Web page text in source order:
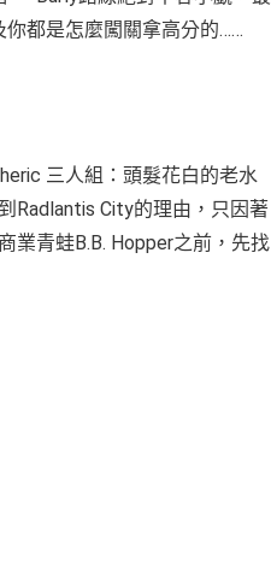
都是怎麼闖關拿高分的……
三人組：頭髮花白的老水
Radlantis City的理由，只因著
業青蛙B.B. Hopper之前，先找